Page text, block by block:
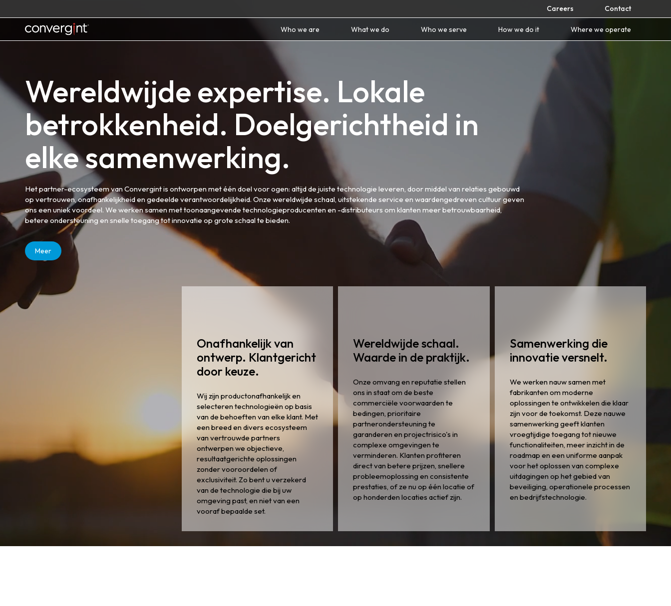
to
Careers Contact
Home Who we are What we do Who we serve How we do it Where we operate
Wereldwijde expertise. Lokale
betrokkenheid. Doelgerichtheid in
elke samenwerking.
Het partner-ecosysteem van Convergint is ontworpen met één doel voor ogen: altijd de juiste technologie leveren, door middel van relaties gebouwd
op vertrouwen, onafhankelijkheid en gedeelde verantwoordelijkheid. Onze wereldwijde schaal, uitstekende service en waardengedreven cultuur geven
ons een uniek voordeel. We werken samen met toonaangevende technologieproducenten en -distributeurs om klanten meer betrouwbaarheid,
betere ondersteuning en snelle toegang tot innovatie op grote schaal te bieden.
Meer
Onafhankelijk van
ontwerp. Klantgericht
door keuze.
Wij zijn productonafhankelijk en
selecteren technologieën op basis
van de behoeften van elke klant. Met
een breed en divers ecosysteem
van vertrouwde partners
ontwerpen we objectieve,
resultaatgerichte oplossingen
zonder vooroordelen of
exclusiviteit. Zo bent u verzekerd
van de technologie die bij uw
omgeving past, en niet van een
vooraf bepaalde set.
Wereldwijde schaal.
Waarde in de praktijk.
Onze omvang en reputatie stellen
ons in staat om de beste
commerciële voorwaarden te
bedingen, prioritaire
partnerondersteuning te
garanderen en projectrisico's in
complexe omgevingen te
verminderen. Klanten profiteren
direct van betere prijzen, snellere
probleemoplossing en consistente
prestaties, of ze nu op één locatie of
op honderden locaties actief zijn.
Samenwerking die
innovatie versnelt.
We werken nauw samen met
fabrikanten om moderne
oplossingen te ontwikkelen die klaar
zijn voor de toekomst. Deze nauwe
samenwerking geeft klanten
vroegtijdige toegang tot nieuwe
functionaliteiten, meer inzicht in de
roadmap en een uniforme aanpak
voor het oplossen van complexe
uitdagingen op het gebied van
beveiliging, operationele processen
en bedrijfstechnologie.